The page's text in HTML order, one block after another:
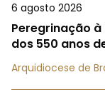
6 agosto 2026
Peregrinação
dos 550 anos
Arquidiocese de